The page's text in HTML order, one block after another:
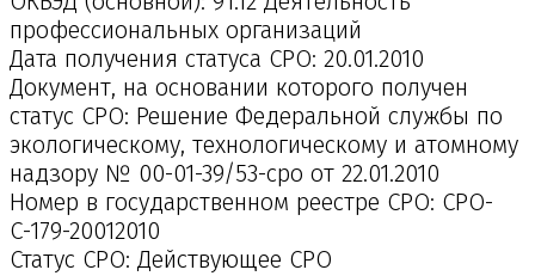
профессиональных организаций
Дата получения статуса СРО: 20.01.2010
Документ, на основании которого получен
статус СРО: Решение Федеральной службы по
экологическому, технологическому и атомному
надзору № 00-01-39/53-сро от 22.01.2010
Номер в государственном реестре СРО: СРО-
С-179-20012010
Статус СРО: Действующее СРО